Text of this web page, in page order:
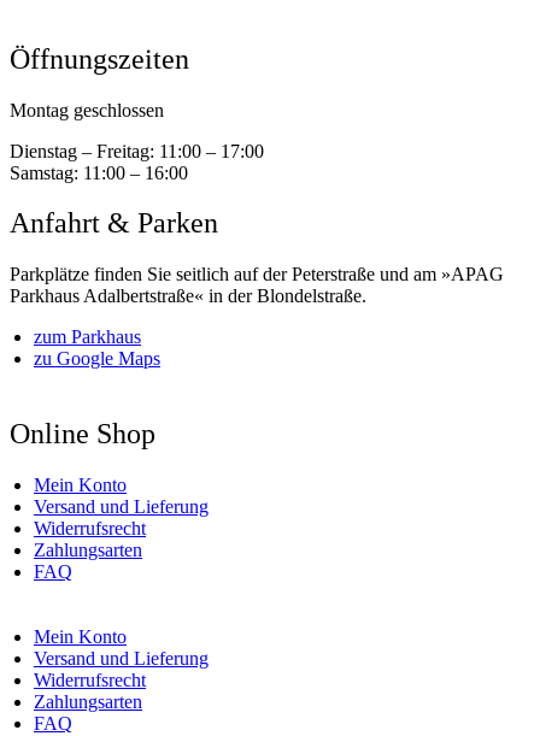
Öffnungszeiten
Montag geschlossen
Dienstag – Freitag: 11:00 – 17:00
Samstag: 11:00 – 16:00
Anfahrt & Parken
Parkplätze finden Sie seitlich auf der Peterstraße und am »APAG
Parkhaus Adalbertstraße« in der Blondelstraße.
zum Parkhaus
zu Google Maps
Online Shop
Mein Konto
Versand und Lieferung
Widerrufsrecht
Zahlungsarten
FAQ
Mein Konto
Versand und Lieferung
Widerrufsrecht
Zahlungsarten
FAQ